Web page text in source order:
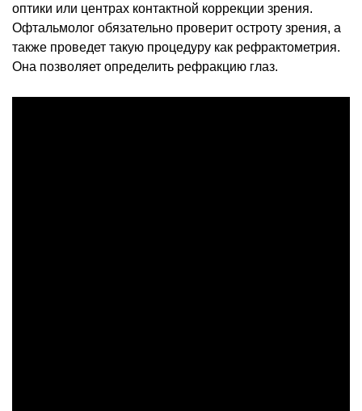
оптики или центрах контактной коррекции зрения.
Офтальмолог обязательно проверит остроту зрения, а
также проведет такую процедуру как рефрактометрия.
Она позволяет определить рефракцию глаз.